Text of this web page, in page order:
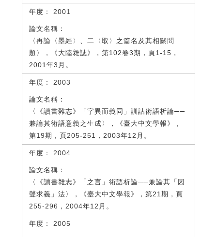
2001
〈再論〈墨經〉、二〈取〉之篇名及其相關問
題〉，《大陸雜誌》，第102卷3期，頁1-15，
2001年3月。
2003
〈《讀書雜志》「字異而義同」訓詁術語析論──
兼論其術語意義之生成〉，《臺大中文學報》，
第19期，頁205-251，2003年12月。
2004
〈《讀書雜志》「之言」術語析論──兼論其「因
聲求義」法〉，《臺大中文學報》，第21期，頁
255-296，2004年12月。
2005